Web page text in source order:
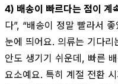
4) 배송이 빠르다는 점이 계
다”, “배송이 정말 빨라서
눈에 띄어요. 의류는 기다
안도 생기기 쉬운데, 빠른
요소예요. 특히 계절 전환